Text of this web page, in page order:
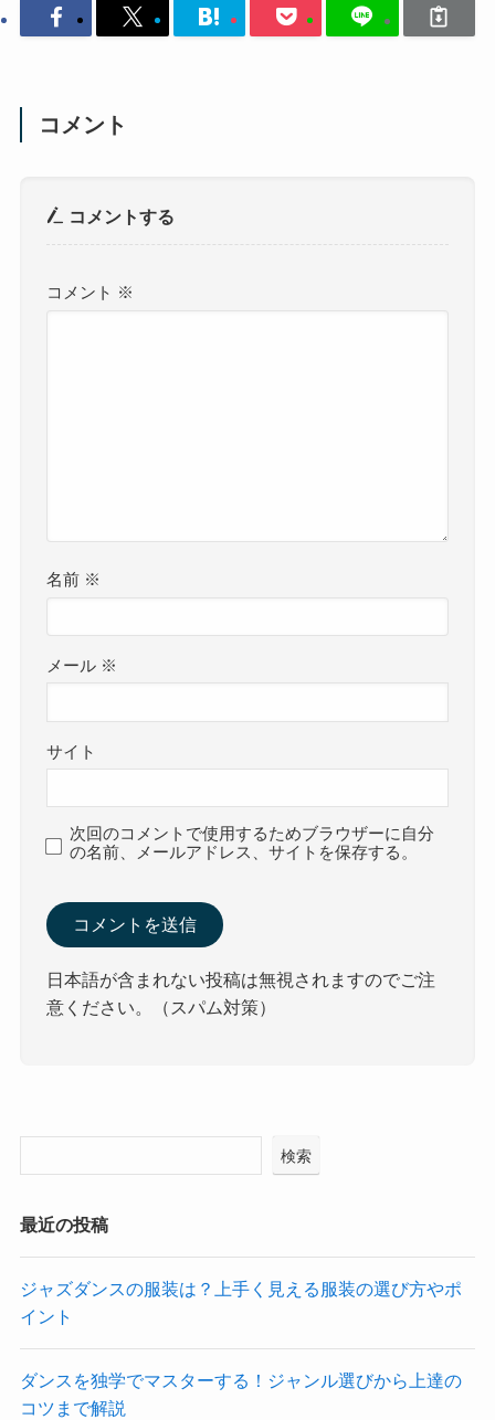
コメント
コメントする
コメント ※
名前 ※
メール ※
サイト
次回のコメントで使用するためブラウザーに自分
の名前、メールアドレス、サイトを保存する。
日本語が含まれない投稿は無視されますのでご注
意ください。（スパム対策）
検索
最近の投稿
ジャズダンスの服装は？上手く見える服装の選び方やポ
イント
ダンスを独学でマスターする！ジャンル選びから上達の
コツまで解説